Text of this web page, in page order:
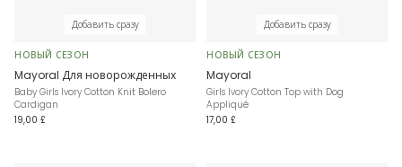
Добавить сразу
НОВЫЙ СЕЗОН
Mayoral Для новорожденных
Baby Girls Ivory Cotton Knit Bolero
Cardigan
19,00 £
Добавить сразу
НОВЫЙ СЕЗОН
Mayoral
Girls Ivory Cotton Top with Dog
Appliqué
17,00 £